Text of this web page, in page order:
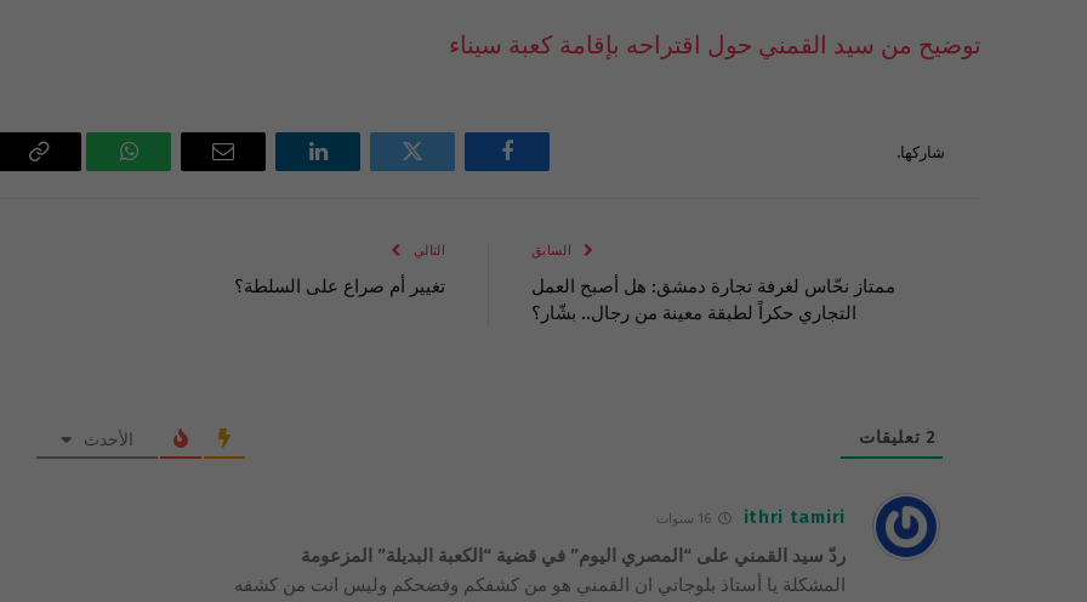
توضيح من سيد القمني حول اقتراحه بإقامة كعبة سيناء
شاركها.
فيسبوك تويتر لينكدإن
البريد
واتساب
السابق
ممتاز نحّاس لغرفة تجارة دمشق: هل أصبح العمل
التجاري حكراً لطبقة معينة من رجال.. بشّار؟
التالي
تغيير أم صراع على السلطة؟
2 تعليقات الأحدث
ithri tamiri 16 سنوات
ردّ سيد القمني على “المصري اليوم” في قضية “الكعبة البديلة” المزعومة
المشكلة يا أستاذ بلوجاتي ان القمني هو من كشفكم وفضحكم وليس انت من كشفه